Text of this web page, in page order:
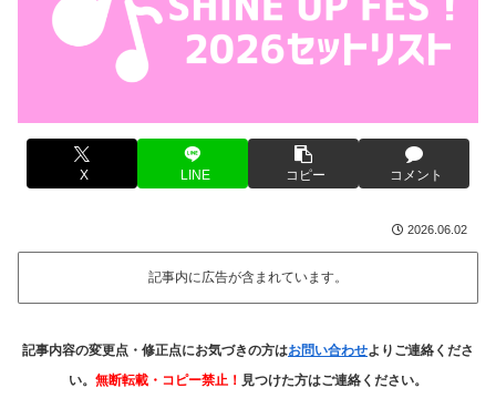
X LINE コピー コメント
2026.06.02
記事内に広告が含まれています。
記事内容の変更点・修正点にお気づきの方はお問い合わせよりご連絡くださ
い。 無断転載・コピー禁止！ 見つけた方はご連絡ください。